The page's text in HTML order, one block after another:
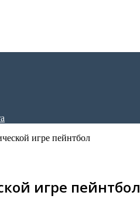
игре пейнтбол
игре пейнтбол